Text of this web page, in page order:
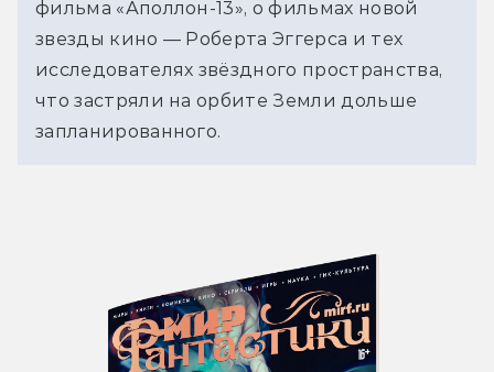
фильма «Аполлон-13», о фильмах новой
звезды кино — Роберта Эггерса и тех
исследователях звёздного пространства,
что застряли на орбите Земли дольше